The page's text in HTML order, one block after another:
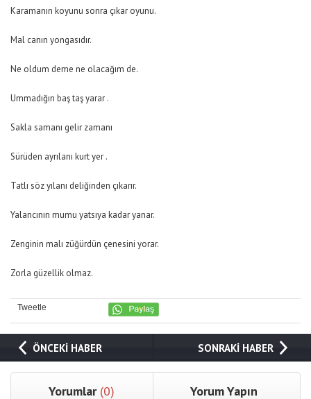
Karamanın koyunu sonra çıkar oyunu.
Mal canın yongasıdır.
Ne oldum deme ne olacağım de.
Ummadığın baş taş yarar .
Sakla samanı gelir zamanı
Sürüden ayrılanı kurt yer .
Tatlı söz yılanı deliğinden çıkarır.
Yalancının mumu yatsıya kadar yanar.
Zenginin malı züğürdün çenesini yorar.
Zorla güzellik olmaz.
Tweetle
ÖNCEKİ HABER SONRAKİ HABER
Yorumlar (0) Yorum Yapın